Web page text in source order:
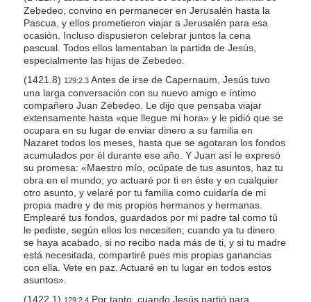
Zebedeo, convino en permanecer en Jerusalén hasta la
Pascua, y ellos prometieron viajar a Jerusalén para esa
ocasión. Incluso dispusieron celebrar juntos la cena
pascual. Todos ellos lamentaban la partida de Jesús,
especialmente las hijas de Zebedeo.
(1421.8) 129:2.3Antes de irse de Capernaum, Jesús tuvo
una larga conversación con su nuevo amigo e íntimo
compañero Juan Zebedeo. Le dijo que pensaba viajar
extensamente hasta «que llegue mi hora»y le pidió que se
ocupara en su lugar de enviar dinero a su familia en
Nazaret todos los meses, hasta que se agotaran los fondos
acumulados por él durante ese año. Y Juan así le expresó
su promesa: «Maestro mío, ocúpate de tus asuntos, haz tu
obra en el mundo; yo actuaré por ti en éste y en cualquier
otro asunto, y velaré por tu familia como cuidaría de mi
propia madre y de mis propios hermanos y hermanas.
Emplearé tus fondos, guardados por mi padre tal como tú
le pediste, según ellos los necesiten; cuando ya tu dinero
se haya acabado, si no recibo nada más de ti, y si tu madre
está necesitada, compartiré pues mis propias ganancias
con ella. Vete en paz. Actuaré en tu lugar en todos estos
asuntos».
(1422.1) 129:2.4Por tanto, cuando Jesús partió para